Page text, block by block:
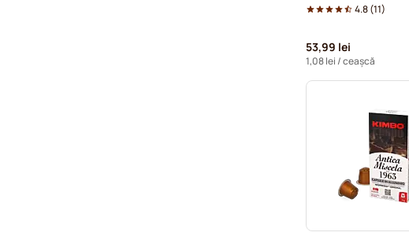
4.8(11)
53,99 lei
1,08 lei / ceașcă